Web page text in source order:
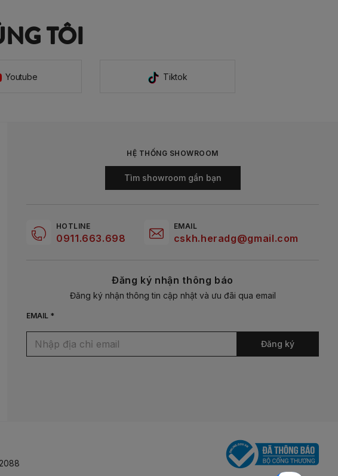
TÔI
Youtube Tiktok
HỆ THỐNG SHOWROOM
Tìm showroom gần bạn
HOTLINE
0911.663.698
EMAIL
cskh.heradg@gmail.com
Đăng ký nhận thông báo
Đăng ký nhận thông tin cập nhật và ưu đãi qua email
EMAIL *
Đăng ký